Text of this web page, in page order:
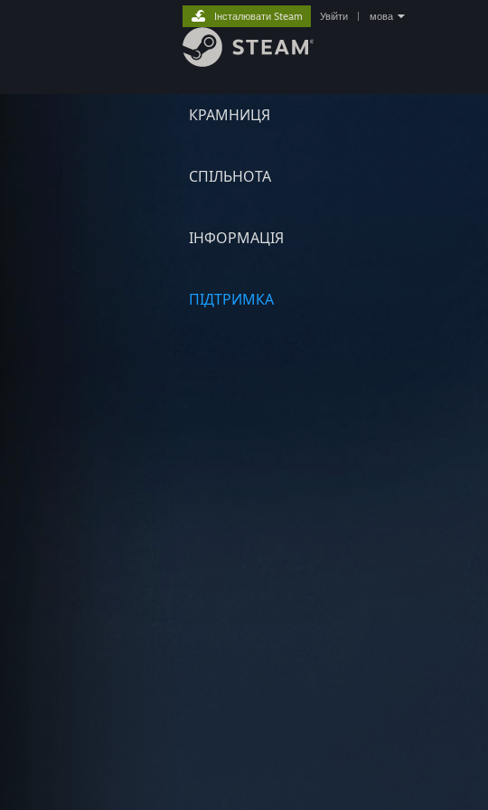
КРАМНИЦЯ
СПІЛЬНОТА
ІНФОРМАЦІЯ
ПІДТРИМКА
Інсталювати Steam Увійти мова